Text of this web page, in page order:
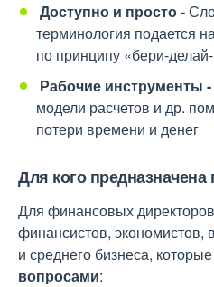
Доступно и просто -
терминология подается
по принципу «бери-
Рабочие инструменты -
модели расчетов и др.
потери времени и денег
Для кого
Для финансовых
финансистов, экономистов,
и среднего бизнеса, которые
вопросами: